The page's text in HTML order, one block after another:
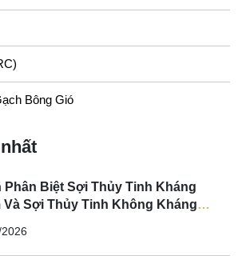
Bông Gió
Phân Biệt Sợi Thủy Tinh Kháng
Và Sợi Thủy Tinh Không Kháng